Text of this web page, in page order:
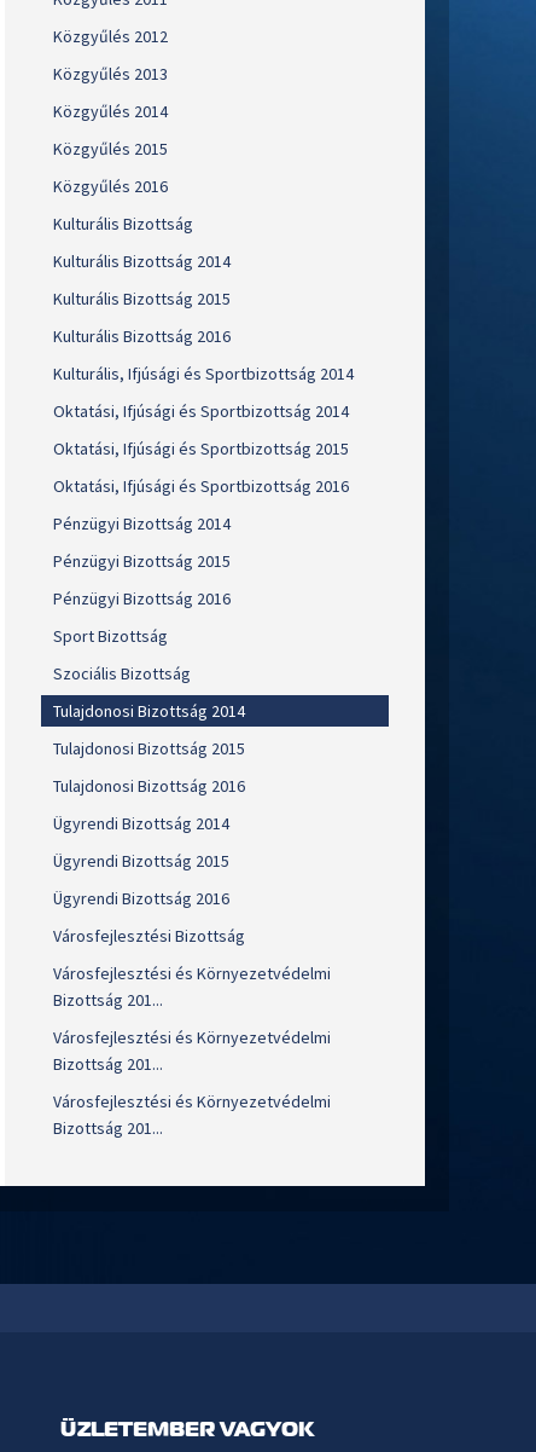
Közgyűlés 2012
Közgyűlés 2013
Közgyűlés 2014
Közgyűlés 2015
Közgyűlés 2016
Kulturális Bizottság
Kulturális Bizottság 2014
Kulturális Bizottság 2015
Kulturális Bizottság 2016
Kulturális, Ifjúsági és Sportbizottság 2014
Oktatási, Ifjúsági és Sportbizottság 2014
Oktatási, Ifjúsági és Sportbizottság 2015
Oktatási, Ifjúsági és Sportbizottság 2016
Pénzügyi Bizottság 2014
Pénzügyi Bizottság 2015
Pénzügyi Bizottság 2016
Sport Bizottság
Szociális Bizottság
Tulajdonosi Bizottság 2014
Tulajdonosi Bizottság 2015
Tulajdonosi Bizottság 2016
Ügyrendi Bizottság 2014
Ügyrendi Bizottság 2015
Ügyrendi Bizottság 2016
Városfejlesztési Bizottság
Városfejlesztési és Környezetvédelmi
Bizottság 201...
Városfejlesztési és Környezetvédelmi
Bizottság 201...
Városfejlesztési és Környezetvédelmi
Bizottság 201...
ÜZLETEMBER VAGYOK